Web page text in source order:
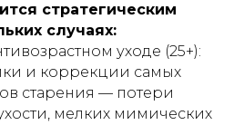
стратегическим
случаях:
уходе (25+):
и коррекции самых
старения — потери
мелких мимических
оферты
на получение
рассылок